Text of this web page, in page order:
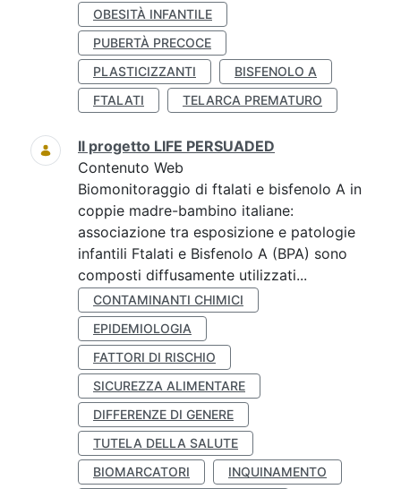
OBESITÀ INFANTILE
PUBERTÀ PRECOCE
PLASTICIZZANTI
BISFENOLO A
FTALATI
TELARCA PREMATURO
Il progetto LIFE PERSUADED
Contenuto Web
Biomonitoraggio di ftalati e bisfenolo A in
coppie madre-bambino italiane:
associazione tra esposizione e patologie
infantili Ftalati e Bisfenolo A (BPA) sono
composti diffusamente utilizzati...
CONTAMINANTI CHIMICI
EPIDEMIOLOGIA
FATTORI DI RISCHIO
SICUREZZA ALIMENTARE
DIFFERENZE DI GENERE
TUTELA DELLA SALUTE
BIOMARCATORI
INQUINAMENTO